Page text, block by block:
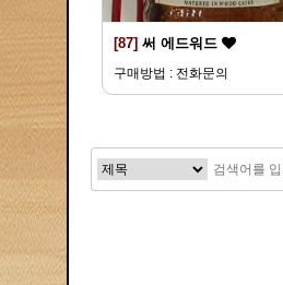
[87] 써 에드워드
구매방법 : 전화문의